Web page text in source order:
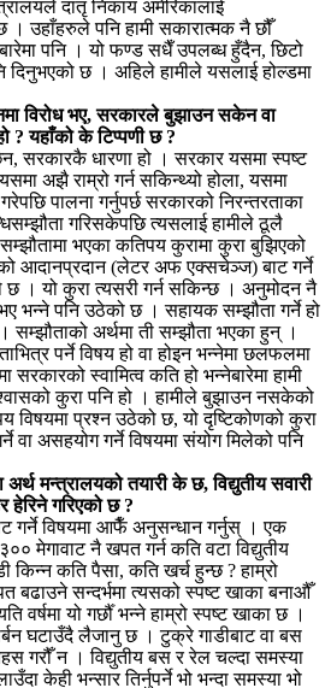
दातृ निकाय अमेरिकालाई
। उहाँहरुले पनि हामी सकारात्मक नै छौँ
पनि । यो फण्ड सधैँ उपलब्ध हुँदैन, छिटो
दिनुभएको छ । अहिले हामीले यसलाई होल्डमा
विरोध भए, सरकारले बुझाउन सकेन वा
? यहाँको के टिप्पणी छ ?
सरकारकै धारणा हो । सरकार यसमा स्पष्ट
अझै राम्रो गर्न सकिन्थ्यो होला, यसमा
पालना गर्नुपर्छ सरकारको निरन्तरताका
गरिसकेपछि त्यसलाई हामीले ठूलै
भएका कतिपय कुरामा कुरा बुझिएको
आदानप्रदान (लेटर अफ एक्सचेञ्ज) बाट गर्ने
। यो कुरा त्यसरी गर्न सकिन्छ । अनुमोदन नै
भन्ने पनि उठेको छ । सहायक सम्झौता गर्ने हो
अर्थमा ती सम्झौता भएका हुन् ।
पर्ने विषय हो वा होइन भन्नेमा छलफलमा
स्वामित्व कति हो भन्नेबारेमा हामी
कुरा पनि हो । हामीले बुझाउन नसकेको
विषयमा प्रश्न उठेको छ, यो दृष्टिकोणको कुरा
वा असहयोग गर्ने विषयमा संयोग मिलेको पनि
अर्थ मन्त्रालयको तयारी के छ, विद्युतीय सवारी
हेरिने गरिएको छ ?
गर्ने विषयमा आफैँ अनुसन्धान गर्नुस् । एक
मेगावाट नै खपत गर्न कति वटा विद्युतीय
किन्न कति पैसा, कति खर्च हुन्छ ? हाम्रो
बढाउने सन्दर्भमा त्यसको स्पष्ट खाका बनाऔँ
वर्षमा यो गर्छौँ भन्ने हाम्रो स्पष्ट खाका छ ।
घटाउँदै लैजानु छ । टुक्रे गाडीबाट वा बस
गरौँ न । विद्युतीय बस र रेल चल्दा समस्या
केही भन्सार तिर्नुपर्ने भो भन्दा समस्या भो